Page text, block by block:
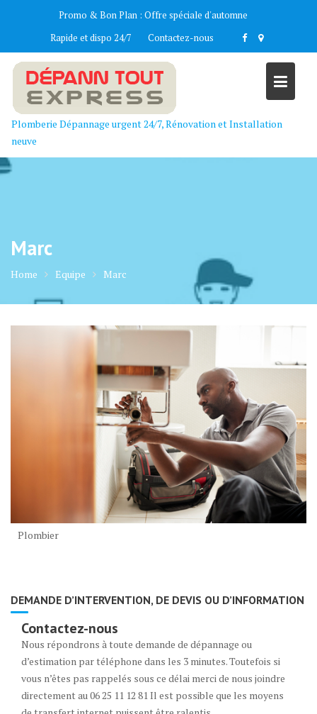
Promo & Bon Plan : Offre spéciale d'automne
Rapide et dispo 24/7
Contactez-nous
Plomberie Dépannage urgent 24/7, Rénovation et Installation
neuve
Marc
Home Equipe Marc
Plombier
DEMANDE D’INTERVENTION, DE DEVIS OU D’INFORMATION
Contactez-nous
Nous répondrons à toute demande de dépannage ou
d’estimation par téléphone dans les 3 minutes. Toutefois si
vous n’êtes pas rappelés sous ce délai merci de nous joindre
directement au 06 25 11 12 81 Il est possible que les moyens